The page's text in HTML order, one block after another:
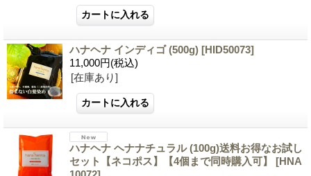
ハナヘナ インディゴ (500g) [HID50073]
11,000円(税込)
[在庫あり]
ハナヘナ ヘナナチュラル (100g)送料お得なお試し
セット【ネコポス】【4個まで同時購入可】 [HNA